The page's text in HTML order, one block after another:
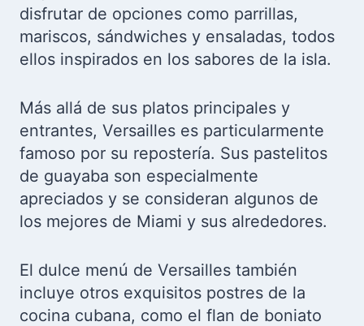
disfrutar de opciones como parrillas,
mariscos, sándwiches y ensaladas, todos
ellos inspirados en los sabores de la isla.
Más allá de sus platos principales y
entrantes, Versailles es particularmente
famoso por su repostería. Sus pastelitos
de guayaba son especialmente
apreciados y se consideran algunos de
los mejores de Miami y sus alrededores.
El dulce menú de Versailles también
incluye otros exquisitos postres de la
cocina cubana, como el flan de boniato